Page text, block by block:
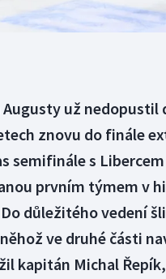
už
znovu do finále
semifinále s Libercem
prvním týmem v
důležitého vedení
ve druhé části
kapitán Michal